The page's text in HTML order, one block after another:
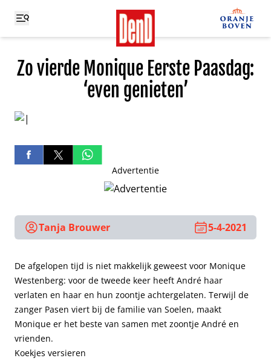
Zo vierde Monique Eerste Paasdag:
‘even genieten’
Advertentie
Tanja Brouwer 5-4-2021
De afgelopen tijd is niet makkelijk geweest voor Monique
Westenberg: voor de tweede keer heeft André haar
verlaten en haar en hun zoontje achtergelaten. Terwijl de
zanger Pasen viert bij de familie van Soelen, maakt
Monique er het beste van samen met zoontje André en
vrienden.
Koekjes versieren